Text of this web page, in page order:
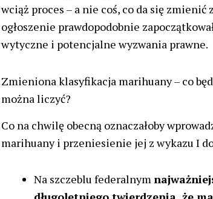
wciąż proces – a nie coś, co da się zmienić
ogłoszenie prawdopodobnie
wytyczne i potencjalne wyzwania prawne.
Zmieniona klasyfikacja marihuany – co
można liczyć?
Co na chwilę obecną oznaczałoby
marihuany i przeniesienie jej z wykazu I
Na szczeblu federalnym